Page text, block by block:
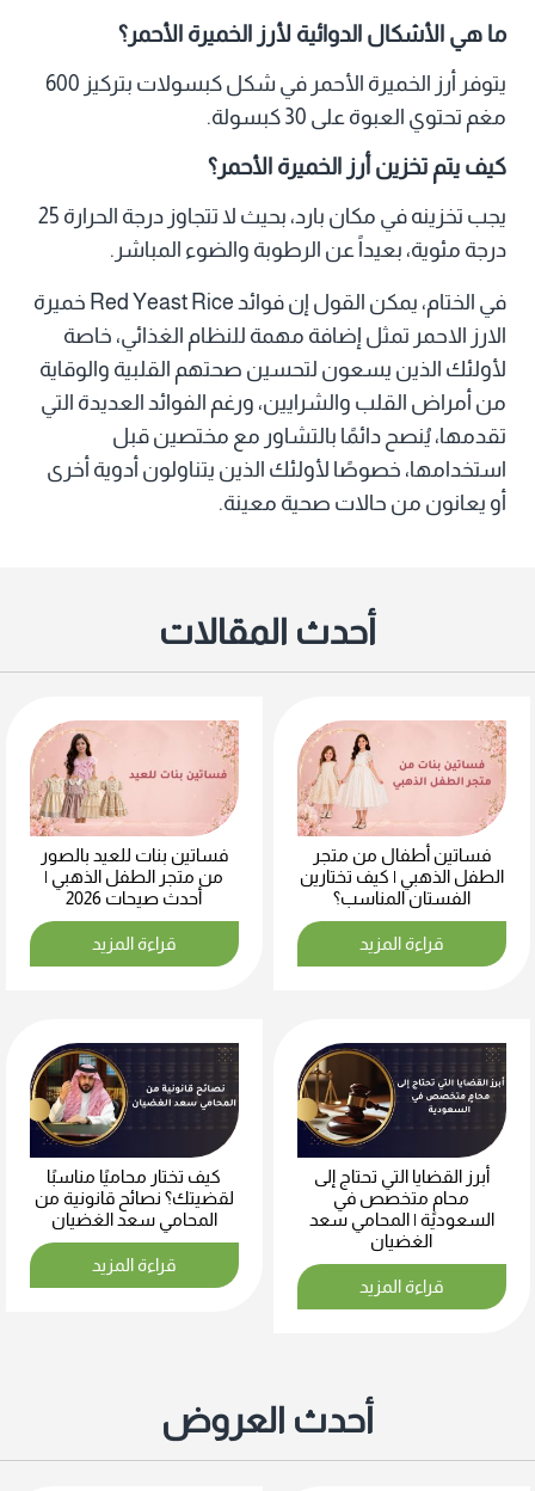
ما هي الأشكال الدوائية لأرز الخميرة الأحمر؟
يتوفر أرز الخميرة الأحمر في شكل كبسولات بتركيز 600
مغم تحتوي العبوة على 30 كبسولة.
كيف يتم تخزين أرز الخميرة الأحمر؟
يجب تخزينه في مكان بارد، بحيث لا تتجاوز درجة الحرارة 25
درجة مئوية، بعيداً عن الرطوبة والضوء المباشر.
في الختام، يمكن القول إن فوائد Red Yeast Rice خميرة
الارز الاحمر تمثل إضافة مهمة للنظام الغذائي، خاصة
لأولئك الذين يسعون لتحسين صحتهم القلبية والوقاية
من أمراض القلب والشرايين، ورغم الفوائد العديدة التي
تقدمها، يُنصح دائمًا بالتشاور مع مختصين قبل
استخدامها، خصوصًا لأولئك الذين يتناولون أدوية أخرى
أو يعانون من حالات صحية معينة.
أحدث المقالات
فساتين أطفال من متجر
الطفل الذهبي | كيف تختارين
الفستان المناسب؟
قراءة المزيد
فساتين بنات للعيد بالصور
من متجر الطفل الذهبي |
أحدث صيحات 2026
قراءة المزيد
أبرز القضايا التي تحتاج إلى
محامٍ متخصص في
السعودية | المحامي سعد
الغضيان
قراءة المزيد
كيف تختار محاميًا مناسبًا
لقضيتك؟ نصائح قانونية من
المحامي سعد الغضيان
قراءة المزيد
أحدث العروض